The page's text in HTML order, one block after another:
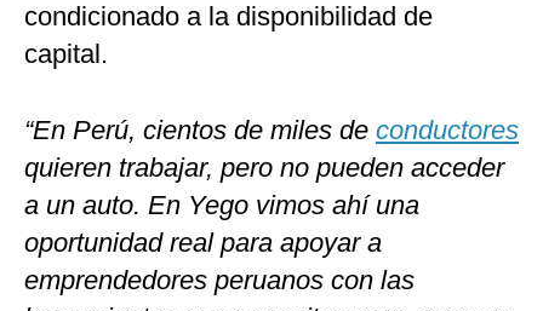
condicionado a la disponibilidad de
capital.
“En Perú, cientos de miles de conductores
quieren trabajar, pero no pueden acceder
a un auto. En Yego vimos ahí una
oportunidad real para apoyar a
emprendedores peruanos con las